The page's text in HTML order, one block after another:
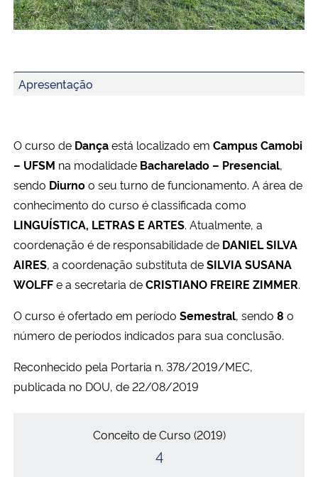
Ministério da Cidadania
Ministério de Minas e Energia
Ministério do Meio Ambiente
Ministério do Turismo
Controladoria-Geral da União
Ministério da Mulher, da Família e dos Direitos Humanos
Secretaria de Governo
Apresentação
– UFSM na modalidadeBacharelado – Presencial,
sendoDiurnoo seu turno de funcionamento. A área de
conhecimento do curso é classificada como
LINGUÍSTICA, LETRAS E ARTES. Atualmente, a
coordenação é de responsabilidade deDANIEL SILVA
AIRES, a coordenação substituta deSILVIA SUSANA
WOLFFe a secretaria deCRISTIANO FREIRE ZIMMER
número de períodos indicados para sua conclusão.
publicada no DOU, de 22/08/2019
4